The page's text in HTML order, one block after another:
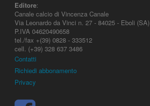
Editore:
Canale calcio di Vincenza Canale
Via Leonardo da Vinci n. 27 - 84025 - Eboli (SA)
P.IVA 04620490658
tel./fax +(39) 0828 - 333512
cell. (+39) 328 637 3486
Contatti
Richiedi abbonamento
Privacy